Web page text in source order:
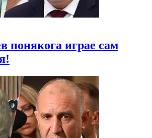
понякога играе сам